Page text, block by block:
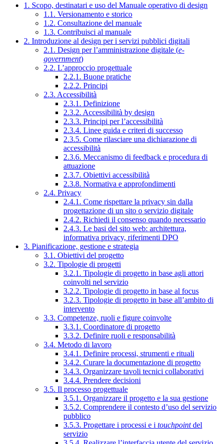
1. Scopo, destinatari e uso del Manuale operativo di design
1.1. Versionamento e storico
1.2. Consultazione del manuale
1.3. Contribuisci al manuale
2. Introduzione al design per i servizi pubblici digitali
2.1. Design per l’amministrazione digitale (e-
government)
2.2. L’approccio progettuale
2.2.1. Buone pratiche
2.2.2. Principi
2.3. Accessibilità
2.3.1. Definizione
2.3.2. Accessibilità by design
2.3.3. Principi per l’accessibilità
2.3.4. Linee guida e criteri di successo
2.3.5. Come rilasciare una dichiarazione di
accessibilità
2.3.6. Meccanismo di feedback e procedura di
attuazione
2.3.7. Obiettivi accessibilità
2.3.8. Normativa e approfondimenti
2.4. Privacy
2.4.1. Come rispettare la privacy sin dalla
progettazione di un sito o servizio digitale
2.4.2. Richiedi il consenso quando necessario
2.4.3. Le basi del sito web: architettura,
informativa privacy, riferimenti DPO
3. Pianificazione, gestione e strategia
3.1. Obiettivi del progetto
3.2. Tipologie di progetti
3.2.1. Tipologie di progetto in base agli attori
coinvolti nel servizio
3.2.2. Tipologie di progetto in base al focus
3.2.3. Tipologie di progetto in base all’ambito di
intervento
3.3. Competenze, ruoli e figure coinvolte
3.3.1. Coordinatore di progetto
3.3.2. Definire ruoli e responsabilità
3.4. Metodo di lavoro
3.4.1. Definire processi, strumenti e rituali
3.4.2. Curare la documentazione di progetto
3.4.3. Organizzare tavoli tecnici collaborativi
3.4.4. Prendere decisioni
3.5. Il processo progettuale
3.5.1. Organizzare il progetto e la sua gestione
3.5.2. Comprendere il contesto d’uso del servizio
pubblico
3.5.3. Progettare i processi e i touchpointdel
servizio